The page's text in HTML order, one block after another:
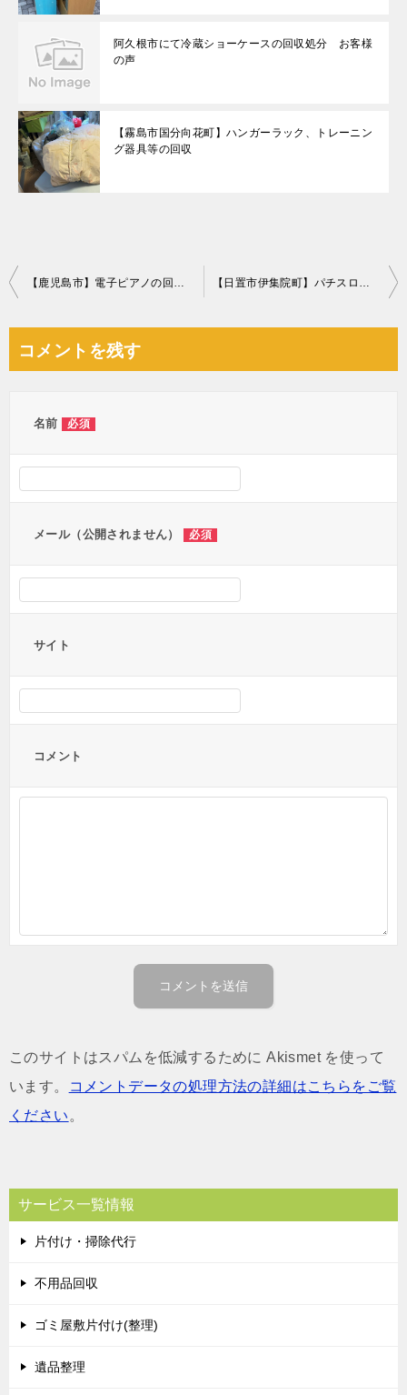
阿久根市にて冷蔵ショーケースの回収処分 お客様
の声
【霧島市国分向花町】ハンガーラック、トレーニン
グ器具等の回収
投
ビ
【鹿児島市】電子ピアノの回収・処分ご依頼 お客様の声 【日置市伊集院町】パチスロ機、椅子、ローラーロール、布団等の回収
コメントを残す
名前 必須
メール（公開されません） 必須
サイト
コメント
このサイトはスパムを低減するために Akismet を使って
います。
コメントデータの処理方法の詳細はこちらをご覧
ください 。
サービス一覧情報
片付け・掃除代行
不用品回収
ゴミ屋敷片付け(整理)
遺品整理